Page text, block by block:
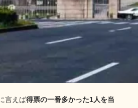
言えば得票の一番多かった1人を当